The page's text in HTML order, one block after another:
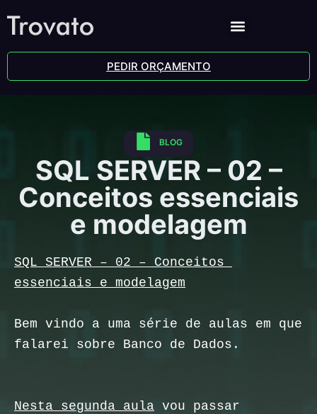
PEDIR ORÇAMENTO
BLOG
SQL SERVER – 02 –
Conceitos essenciais
e modelagem
SQL SERVER – 02 – Conceitos
essenciais e modelagem
Bem vindo a uma série de aulas em que
falarei sobre Banco de Dados.
Nesta segunda aula vou passar